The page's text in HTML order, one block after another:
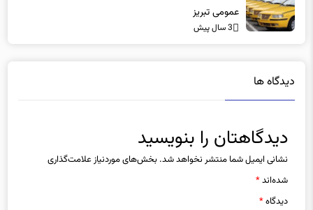
نشانی ایمیل شما منتشر نخواهد شد.بخش‌های موردنیاز علامت‌گذاری
شده‌اند*
دیدگاه*